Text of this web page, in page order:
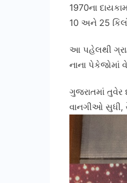
1970ના
10 અને 25
આ પહેલથી
નાના પેકેજોમાં
ગુજરાતમાં તુવેર
વાનગીઓ સુધી,